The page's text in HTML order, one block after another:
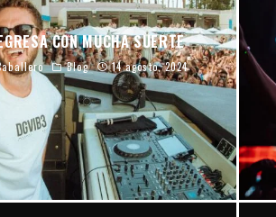
CON MUCHA SUERTE
Blog 14 agosto, 2024